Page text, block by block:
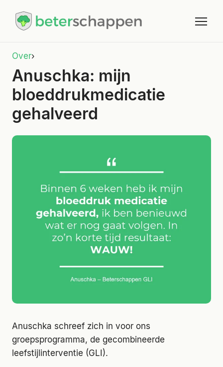
Over›
Anuschka: mijn
bloeddrukmedicatie
gehalveerd
Anuschka schreef zich in voor ons
groepsprogramma, de gecombineerde
leefstijlinterventie (GLI).